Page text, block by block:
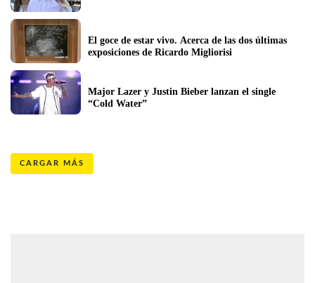
El goce de estar vivo. Acerca de las dos últimas
exposiciones de Ricardo Migliorisi
Major Lazer y Justin Bieber lanzan el single
“Cold Water”
CARGAR MÁS